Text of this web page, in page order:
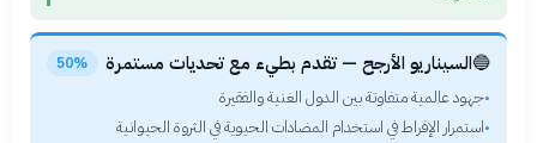
🔵السيناريو الأرجح — تقدم بطيء مع تحديات مستمرة 50%
•جهود عالمية متفاوتة بين الدول الغنية والفقيرة
•استمرار الإفراط في استخدام المضادات الحيوية في الثروة الحيوانية